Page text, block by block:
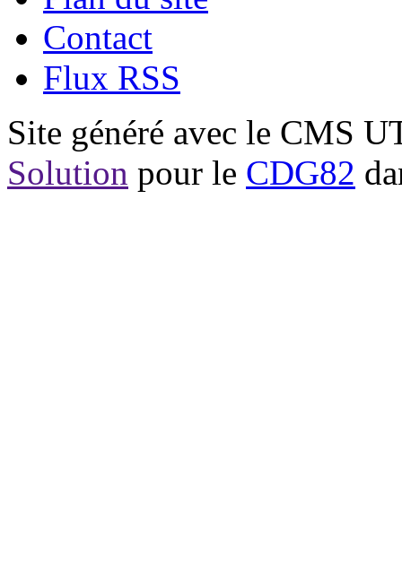
Contact
Flux RSS
Site généré avec le CMS
Solution pour le CDG82